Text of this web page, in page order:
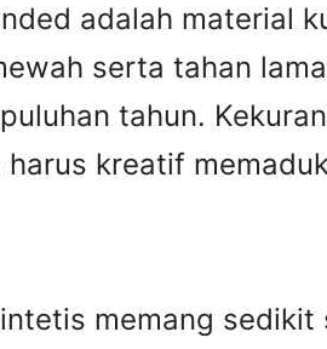
adalah material
serta tahan
tahun.
kreatif
memang